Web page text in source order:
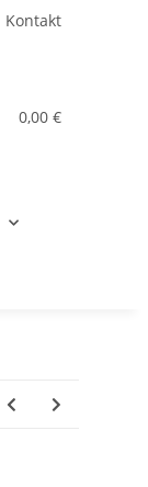
Kontakt
0,00 €